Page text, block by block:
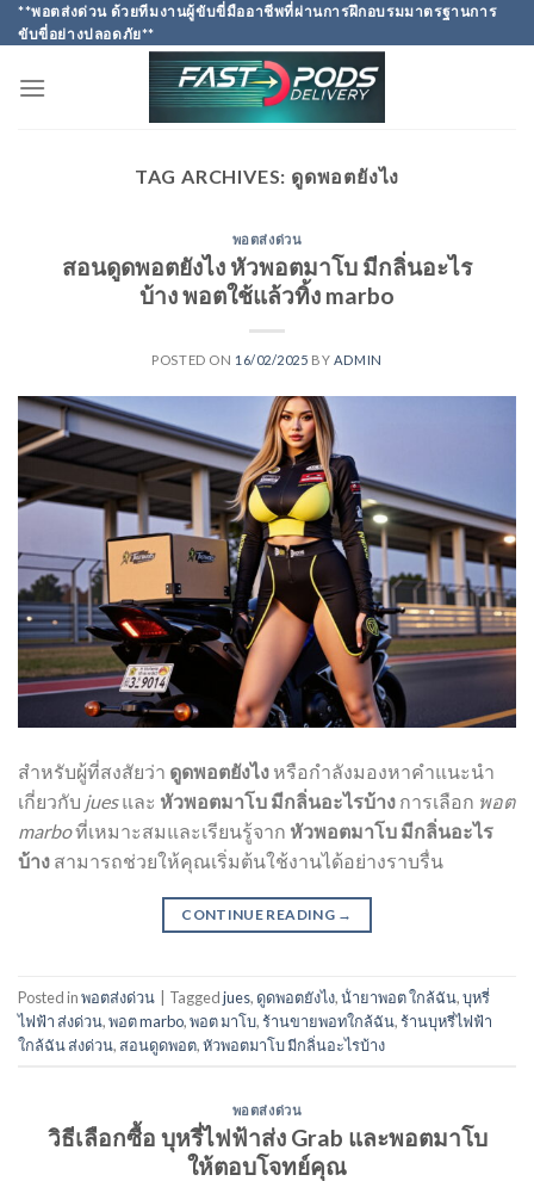
Skip
to
**พอตส่งด่วน ด้วยทีมงานผู้ขับขี่มืออาชีพที่ผ่านการฝึกอบรมมาตรฐานการ
ขับขี่อย่างปลอดภัย**
TAG ARCHIVES: ดูดพอตยังไง
พอตส่งด่วน
สอนดูดพอตยังไง หัวพอตมาโบ มีกลิ่นอะไร
บ้าง พอตใช้แล้วทิ้ง marbo
POSTED ON 16/02/2025 BY ADMIN
สำหรับผู้ที่สงสัยว่า ดูดพอตยังไง หรือกำลังมองหาคำแนะนำ
เกี่ยวกับ juesและ หัวพอตมาโบ มีกลิ่นอะไรบ้าง การเลือก พอต
marboที่เหมาะสมและเรียนรู้จาก หัวพอตมาโบ มีกลิ่นอะไร
บ้าง สามารถช่วยให้คุณเริ่มต้นใช้งานได้อย่างราบรื่น
CONTINUE READING →
Posted inพอตส่งด่วน Taggedjues, ดูดพอตยังไง,น้ํายาพอต ใกล้ฉัน,บุหรี่
ไฟฟ้า ส่งด่วน,พอต marbo,พอต มาโบ,ร้านขายพอทใกล้ฉัน,ร้านบุหรี่ไฟฟ้า
ใกล้ฉัน ส่งด่วน, สอนดูดพอต,หัวพอตมาโบ มีกลิ่นอะไรบ้าง
พอตส่งด่วน
วิธีเลือกซื้อ บุหรี่ไฟฟ้าส่ง Grab และพอตมาโบ
ให้ตอบโจทย์คุณ